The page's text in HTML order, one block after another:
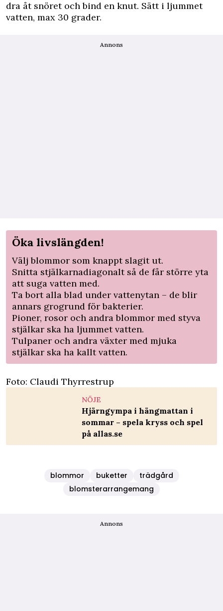
dra åt snöret och bind en knut. Sätt i ljummet
vatten, max 30 grader.
Annons
Öka livslängden!
Välj blommor som knappt slagit ut.
Snitta stjälkarnadiagonalt så de får större yta
att suga vatten med.
Ta bort alla blad under vattenytan – de blir
annars grogrund för bakterier.
Pioner, rosor och andra blommor med styva
stjälkar ska ha ljummet vatten.
Tulpaner och andra växter med mjuka
stjälkar ska ha kallt vatten.
Foto: Claudi Thyrrestrup
NÖJE
Hjärngympa i hängmattan i
sommar – spela kryss och spel
på allas.se
blommor buketter
trädgård
blomsterarrangemang
Annons